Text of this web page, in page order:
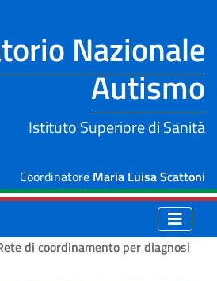
Nazionale
Autismo
Istituto Superiore di Sanità
Coordinatore Maria Luisa Scattoni
di coordinamento per diagnosi